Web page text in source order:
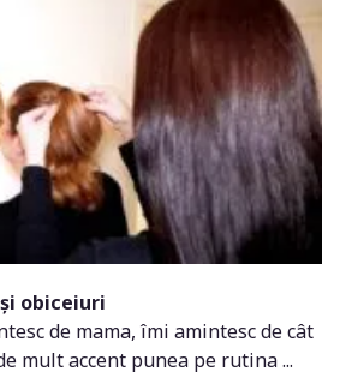
obiceiuri
de mama, îmi amintesc de cât
mult accent punea pe rutina ...